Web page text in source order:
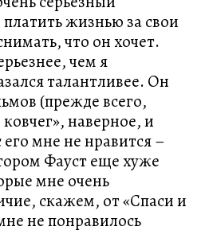
жизнью за свои
что он хочет.
чем я
талантливее. Он
(прежде всего,
наверное, и
мне не нравится –
Фауст еще хуже
мне очень
скажем, от «Спаси и
не понравилось